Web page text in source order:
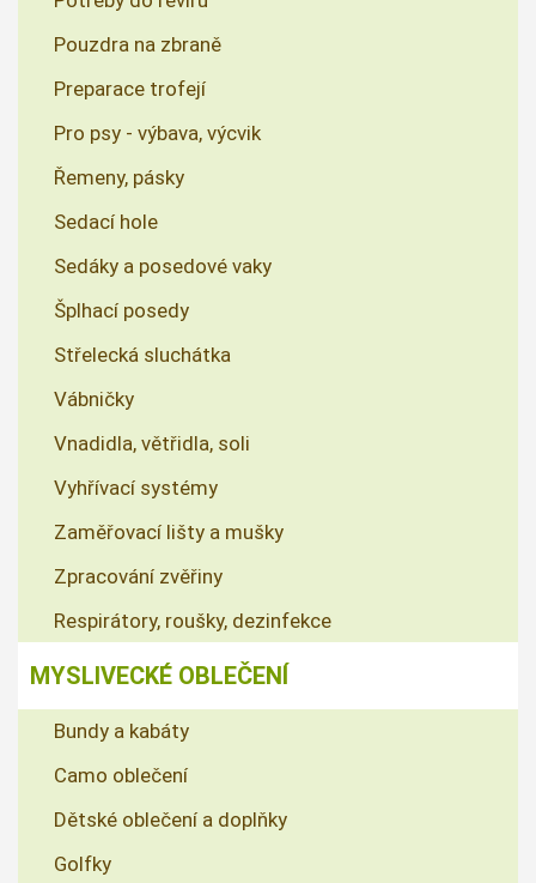
Pouzdra na zbraně
Preparace trofejí
Pro psy - výbava, výcvik
Řemeny, pásky
Sedací hole
Sedáky a posedové vaky
Šplhací posedy
Střelecká sluchátka
Vábničky
Vnadidla, větřidla, soli
Vyhřívací systémy
Zaměřovací lišty a mušky
Zpracování zvěřiny
Respirátory, roušky, dezinfekce
MYSLIVECKÉ OBLEČENÍ
Bundy a kabáty
Camo oblečení
Dětské oblečení a doplňky
Golfky